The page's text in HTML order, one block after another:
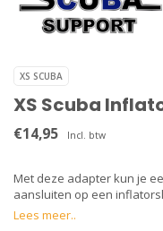
XS SCUBA
XS Scuba
€14,95 Incl. btw
Met deze adapter kun je
aansluiten op een
Lees meer..